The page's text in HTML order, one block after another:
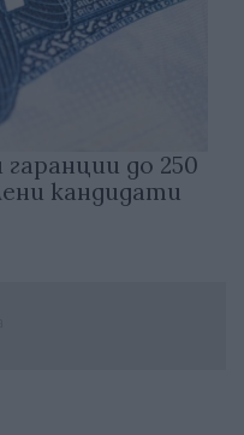
до 250
кандидати